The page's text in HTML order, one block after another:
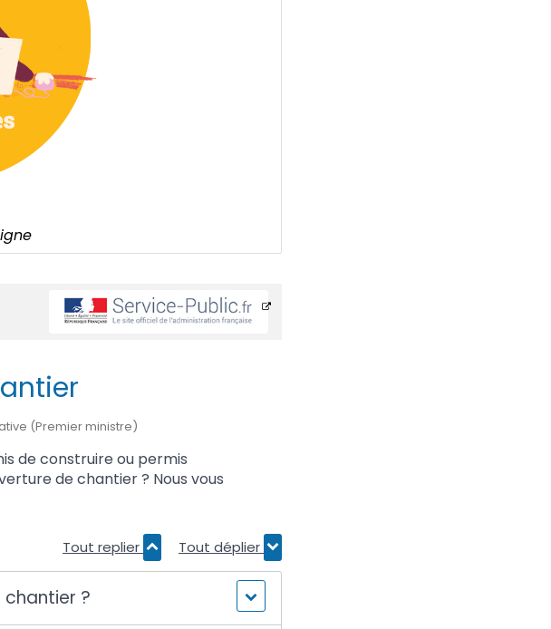
(Premier ministre)
de construire ou permis
de chantier ? Nous vous
Tout replier Tout déplier
?